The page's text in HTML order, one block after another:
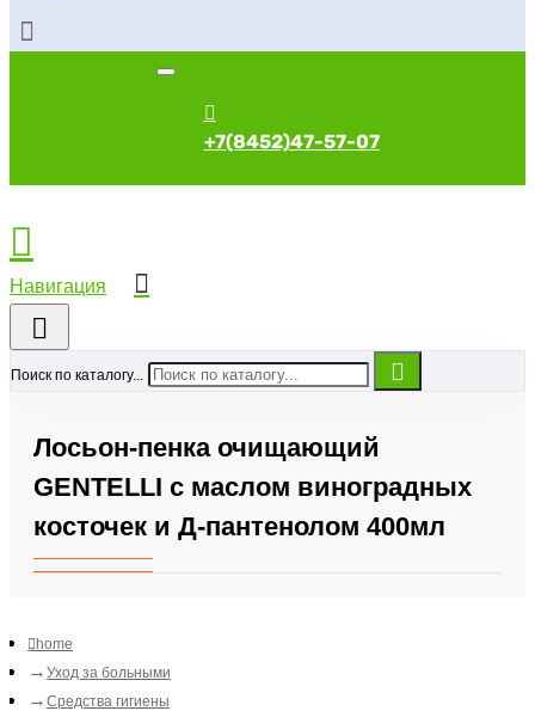
+7(8452)47-57-07
Поиск по каталогу...
Лосьон-пенка очищающий
GENTELLI с маслом виноградных
косточек и Д-пантенолом 400мл
home
Уход за больными
Средства гигиены